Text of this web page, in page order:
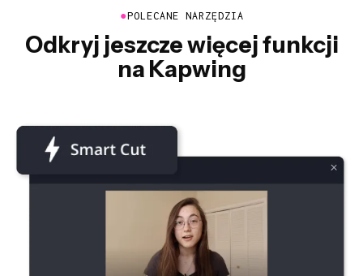
●POLECANE NARZĘDZIA
Odkryj jeszcze więcej funkcji
na Kapwing